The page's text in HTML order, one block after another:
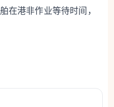
在港非作业等待时间，